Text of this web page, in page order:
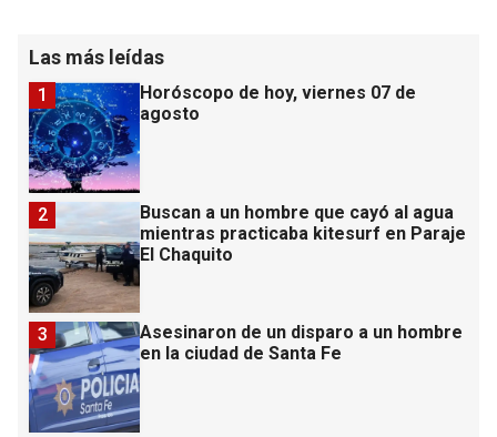
Las más leídas
Horóscopo de hoy, viernes 07 de
agosto
1
Buscan a un hombre que cayó al agua
mientras practicaba kitesurf en Paraje
El Chaquito
2
Asesinaron de un disparo a un hombre
en la ciudad de Santa Fe
3